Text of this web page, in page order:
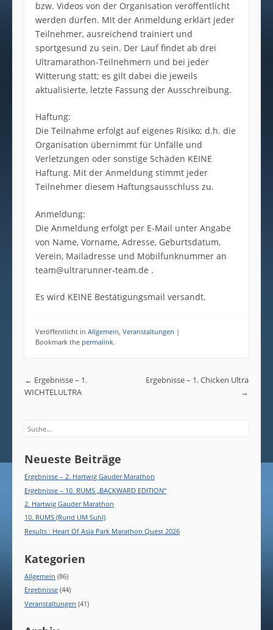
bzw. Videos von der Organisation veröffentlicht
werden dürfen. Mit der Anmeldung erklärt jeder
Teilnehmer, ausreichend trainiert und
sportgesund zu sein. Der Lauf findet ab drei
Ultramarathon-Teilnehmern und bei jeder
Witterung statt; es gilt dabei die jeweils
aktualisierte, letzte Fassung der Ausschreibung.
Haftung:
Die Teilnahme erfolgt auf eigenes Risiko; d.h. die
Organisation übernimmt für Unfälle und
Verletzungen oder sonstige Schäden KEINE
Haftung. Mit der Anmeldung stimmt jeder
Teilnehmer diesem Haftungsausschluss zu.
Anmeldung:
Die Anmeldung erfolgt per E-Mail unter Angabe
von Name, Vorname, Adresse, Geburtsdatum,
Verein, Mailadresse und Mobilfunknummer an
team@ultrarunner-team.de .
Es wird KEINE Bestätigungsmail versandt.
Veröffentlicht in Allgemein, Veranstaltungen |
Bookmark the permalink.
Post navigation
← Ergebnisse – 1.
WICHTELULTRA
Ergebnisse – 1. Chicken Ultra
→
Search
Neueste Beiträge
Ergebnisse – 2. Hartwig Gauder Marathon
Ergebnisse – 10. RUMS „BACKWARD EDITION“
2. Hartwig Gauder Marathon
10. RUMS (Rund UM Suhl)
Results : Heart Of Asia Park Marathon Quest 2026
Kategorien
Allgemein (86)
Ergebnisse (44)
Veranstaltungen (41)